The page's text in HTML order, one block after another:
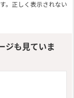
。正しく表示されない
ジも見ていま